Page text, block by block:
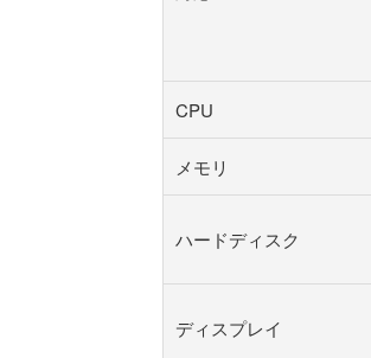
CPU
メモリ
ハードディスク
ディスプレイ